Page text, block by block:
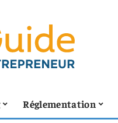
Réglementation